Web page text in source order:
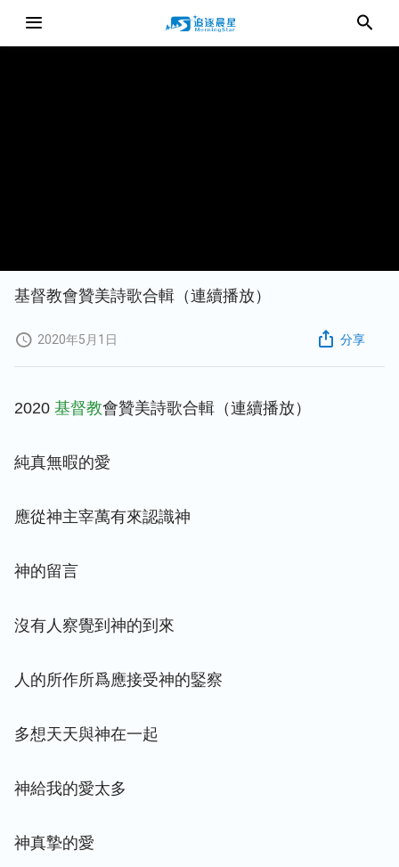
基督教會贊美詩歌合輯（連續播放）
2020年5月1日 分享
2020 基督教會贊美詩歌合輯（連續播放）
純真無暇的愛
應從神主宰萬有來認識神
神的留言
沒有人察覺到神的到來
人的所作所爲應接受神的鋻察
多想天天與神在一起
神給我的愛太多
神真摯的愛